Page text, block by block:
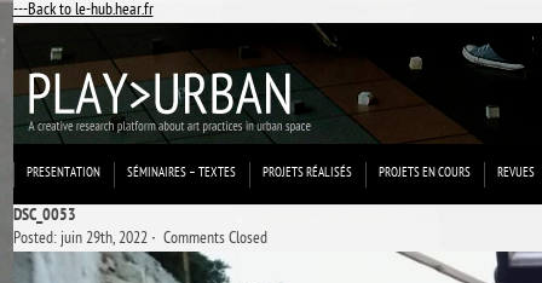
---Back to le-hub.hear.fr
PRESENTATION SÉMINAIRES – TEXTES PROJETS RÉALISÉS PROJETS EN COURS REVUES
DSC_0053
Posted: juin 29th, 2022 ˑ Comments Closed